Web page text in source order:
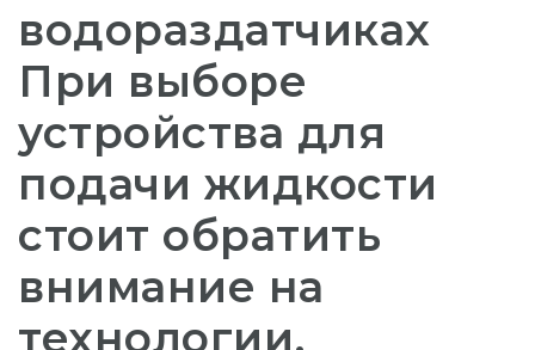
водораздатчиках
При выборе
устройства для
подачи жидкости
стоит обратить
внимание на
технологии,